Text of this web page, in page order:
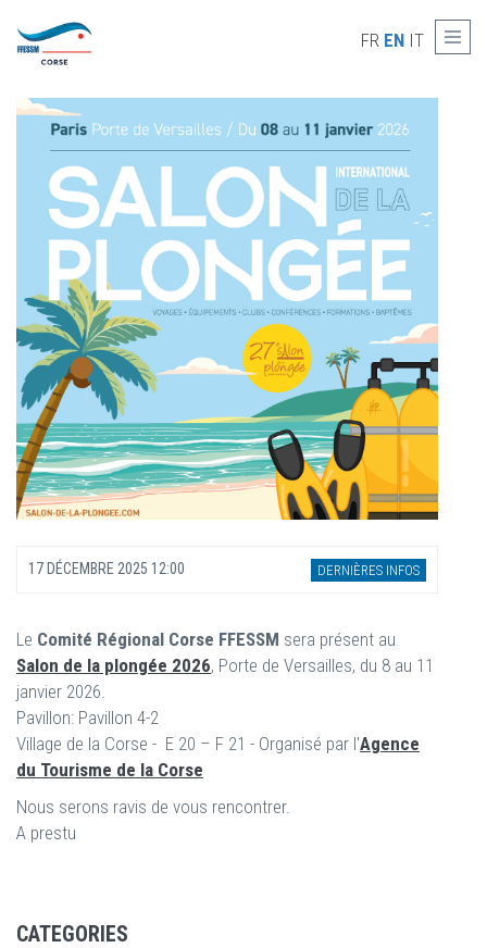
FR EN IT
SALON DE LA PLONGÉE 2026
17 DÉCEMBRE 2025 12:00 DERNIÈRES INFOS
Le Comité Régional Corse FFESSM sera présent au
Salon de la plongée 2026, Porte de Versailles, du 8 au 11
janvier 2026.
Pavillon: Pavillon 4-2
Village de la Corse - E 20 – F 21 - Organisé par l'Agence
du Tourisme de la Corse
Nous serons ravis de vous rencontrer.
A prestu
CATEGORIES